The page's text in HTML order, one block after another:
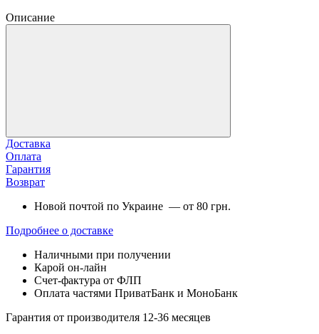
Описание
Доставка
Оплата
Гарантия
Возврат
Новой почтой по Украине — от 80 грн.
Подробнее о доставке
Наличными при получении
Карой он-лайн
Счет-фактура от ФЛП
Оплата частями ПриватБанк и МоноБанк
Гарантия от производителя 12-36 месяцев